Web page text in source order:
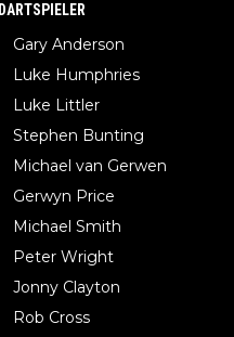
DARTSPIELER
Gary Anderson
Luke Humphries
Luke Littler
Stephen Bunting
Michael van Gerwen
Gerwyn Price
Michael Smith
Peter Wright
Jonny Clayton
Rob Cross